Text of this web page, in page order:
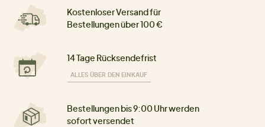
Kostenloser Versand für
Bestellungen über 100 €
14 Tage Rücksendefrist
ALLES ÜBER DEN EINKAUF
Bestellungen bis 9:00 Uhr werden
sofort versendet